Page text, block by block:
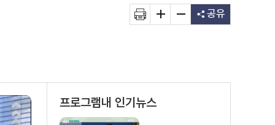
공유
프로그램내 인기뉴스